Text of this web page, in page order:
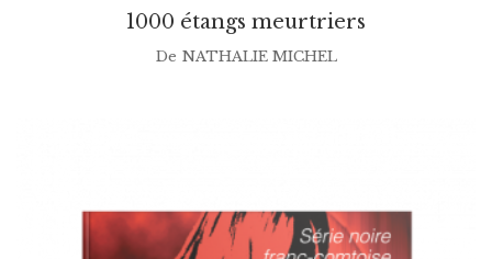
1000 étangs meurtriers
De NATHALIE MICHEL